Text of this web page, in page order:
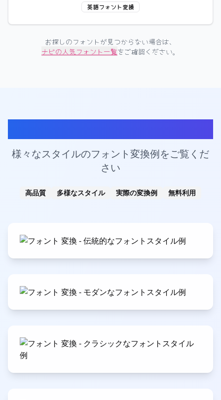
英語フォント変換
お探しのフォントが見つからない場合は、
ナビの人気フォント一覧をご確認ください。
様々なスタイルのフォント変換例をご覧くだ
さい
高品質 多様なスタイル 実際の変換例 無料利用